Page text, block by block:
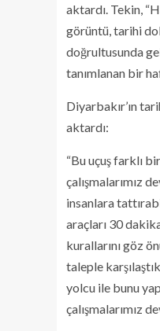
aktardı. Tekin,
görüntü, tarihi
doğrultusunda
tanımlanan bir
Diyarbakır’ın
aktardı:
“Bu uçuş farklı
çalışmalarımız
insanlara
araçları 30
kurallarını göz
taleple
yolcu ile bunu
çalışmalarımız